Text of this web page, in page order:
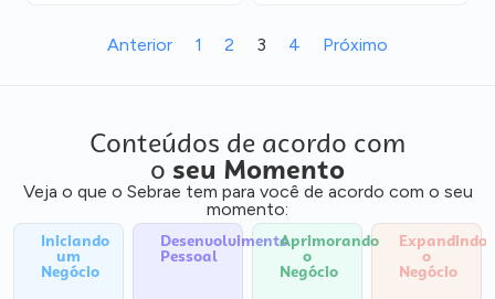
Anterior 1 2 3 4 Próximo
Conteúdos de acordo com
o seu Momento
Veja o que o Sebrae tem para você de acordo com o seu
momento:
Iniciando
um
Negócio
Desenvolvimento
Pessoal
Aprimorando
o
Negócio
Expandindo
o
Negócio